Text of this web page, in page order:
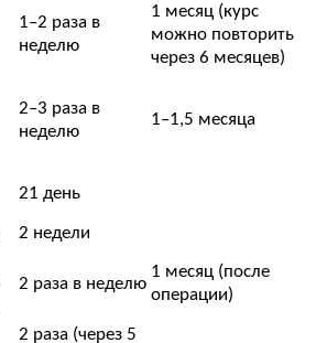
1–2 раза в
неделю
1 месяц (курс
можно повторить
через 6 месяцев)
2–3 раза в
неделю
1–1,5 месяца
21 день
2 недели
2 раза в неделю
1 месяц (после
операции)
2 раза (через 5